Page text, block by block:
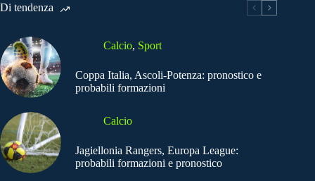
Di tendenza
Calcio, Sport
Coppa Italia, Ascoli-Potenza: pronostico e
probabili formazioni
Calcio
Jagiellonia Rangers, Europa League:
probabili formazioni e pronostico